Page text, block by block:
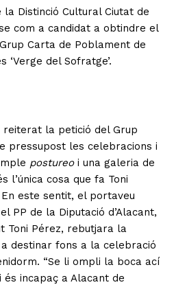
Distinció Cultural Ciutat de
com a candidat a obtindre el
Carta de Poblament de
‘Verge del Sofratge’.
reiterat la petició del Grup
pressupost les celebracions i
postureoi una galeria de
l’única cosa que fa Toni
este sentit, el portaveu
PP de la Diputació d’Alacant,
Toni Pérez, rebutjara la
destinar fons a la celebració
“Se li ompli la boca ací
incapaç a Alacant de